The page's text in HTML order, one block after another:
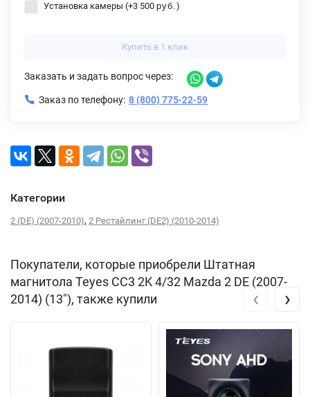
Установка камеры (+3 500 руб. )
Купить в 1 клик
Заказать и задать вопрос через:
Заказ по телефону: 8 (800) 775-22-59
Категории
2 (DE) (2007-2010), 2 Рестайлинг (DE2) (2010-2014)
Покупатели, которые приобрели Штатная
магнитола Teyes CC3 2K 4/32 Mazda 2 DE (2007-
2014) (13"), также купили
‹ ›